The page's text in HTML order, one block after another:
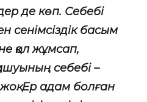
де көп. Себебі
сенімсіздік басым
қол жұмсап,
себебі –
Ер адам болған